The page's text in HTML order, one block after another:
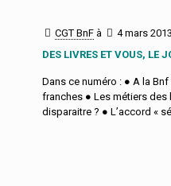
CGT BnF à
4 mars 2013
DES LIVRES ET VOUS, LE
Dans ce numéro : ● A la
franches ● Les métiers
disparaitre ? ● L’accord «